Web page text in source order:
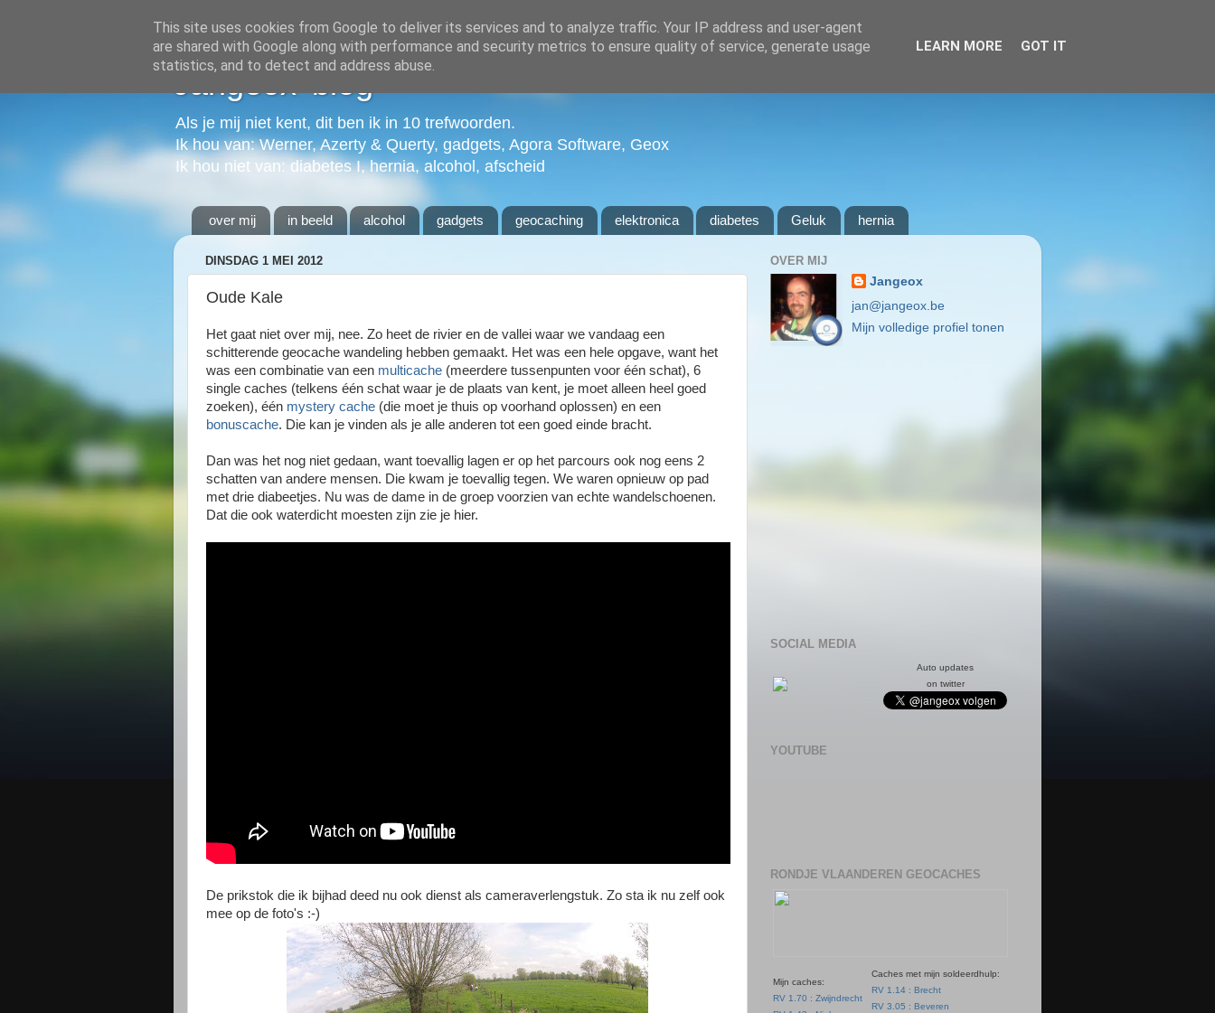
Jangeox' blog
Als je mij niet kent, dit ben ik in 10 trefwoorden.
Ik hou van: Werner, Azerty & Querty, gadgets, Agora Software, Geox
Ik hou niet van: diabetes I, hernia, alcohol, afscheid
over mij in beeld alcohol gadgets geocaching elektronica diabetes Geluk hernia
DINSDAG 1 MEI 2012
Oude Kale
Het gaat niet over mij, nee. Zo heet de rivier en de vallei waar we vandaag een
schitterende geocache wandeling hebben gemaakt. Het was een hele opgave, want het
was een combinatie van een multicache (meerdere tussenpunten voor één schat), 6
single caches (telkens één schat waar je de plaats van kent, je moet alleen heel goed
zoeken), één mystery cache (die moet je thuis op voorhand oplossen) en een
bonuscache. Die kan je vinden als je alle anderen tot een goed einde bracht.
Dan was het nog niet gedaan, want toevallig lagen er op het parcours ook nog eens 2
schatten van andere mensen. Die kwam je toevallig tegen. We waren opnieuw op pad
met drie diabeetjes. Nu was de dame in de groep voorzien van echte wandelschoenen.
Dat die ook waterdicht moesten zijn zie je hier.
De prikstok die ik bijhad deed nu ook dienst als cameraverlengstuk. Zo sta ik nu zelf ook
mee op de foto's :-)
OVER MIJ
Jangeox
jan@jangeox.be
Mijn volledige profiel tonen
SOCIAL MEDIA
Auto updates
on twitter
YOUTUBE
RONDJE VLAANDEREN GEOCACHES
Mijn caches:
RV 1.70 : Zwijndrecht
Caches met mijn soldeerdhulp:
RV 1.14 : Brecht
RV 3.05 : Beveren
This site uses cookies from Google to deliver its services and to analyze traffic. Your IP address and user-agent
are shared with Google along with performance and security metrics to ensure quality of service, generate usage
statistics, and to detect and address abuse.
LEARN MORE GOT IT